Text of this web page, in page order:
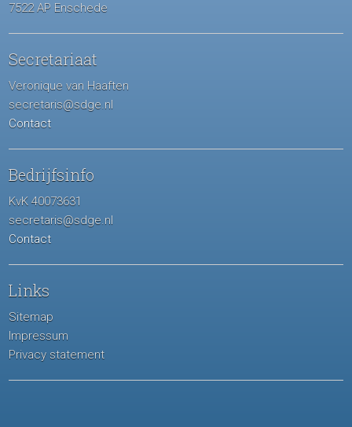
7522 AP Enschede
Secretariaat
Veronique van Haaften
secretaris@sdge.nl
Contact
Bedrijfsinfo
KvK 40073631
secretaris@sdge.nl
Contact
Links
Sitemap
Impressum
Privacy statement